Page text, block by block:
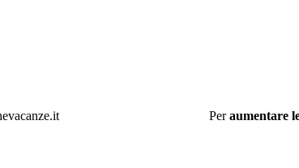
Peraumentare